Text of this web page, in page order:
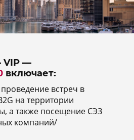
VIP —
включает:
встреч в
на территории
а также посещение СЭЗ
компаний/